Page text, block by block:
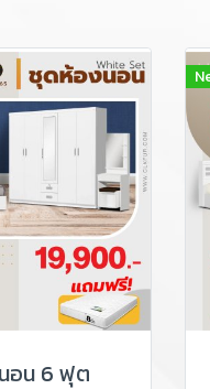
อน 6 ฟุต